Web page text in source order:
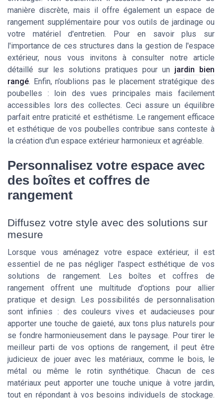
manière discrète, mais il offre également un espace de
rangement supplémentaire pour vos outils de jardinage ou
votre matériel d'entretien. Pour en savoir plus sur
l'importance de ces structures dans la gestion de l'espace
extérieur, nous vous invitons à consulter notre article
détaillé sur les solutions pratiques pour un jardin bien
rangé. Enfin, n’oublions pas le placement stratégique des
poubelles : loin des vues principales mais facilement
accessibles lors des collectes. Ceci assure un équilibre
parfait entre praticité et esthétisme. Le rangement efficace
et esthétique de vos poubelles contribue sans conteste à
la création d'un espace extérieur harmonieux et agréable.
Personnalisez votre espace avec
des boîtes et coffres de
rangement
Diffusez votre style avec des solutions sur
mesure
Lorsque vous aménagez votre espace extérieur, il est
essentiel de ne pas négliger l'aspect esthétique de vos
solutions de rangement. Les boîtes et coffres de
rangement offrent une multitude d'options pour allier
pratique et design. Les possibilités de personnalisation
sont infinies : des couleurs vives et audacieuses pour
apporter une touche de gaieté, aux tons plus naturels pour
se fondre harmonieusement dans le paysage. Pour tirer le
meilleur parti de vos options de rangement, il peut être
judicieux de jouer avec les matériaux, comme le bois, le
métal ou même le rotin synthétique. Chacun de ces
matériaux peut apporter une touche unique à votre jardin,
tout en répondant à vos besoins individuels de stockage.